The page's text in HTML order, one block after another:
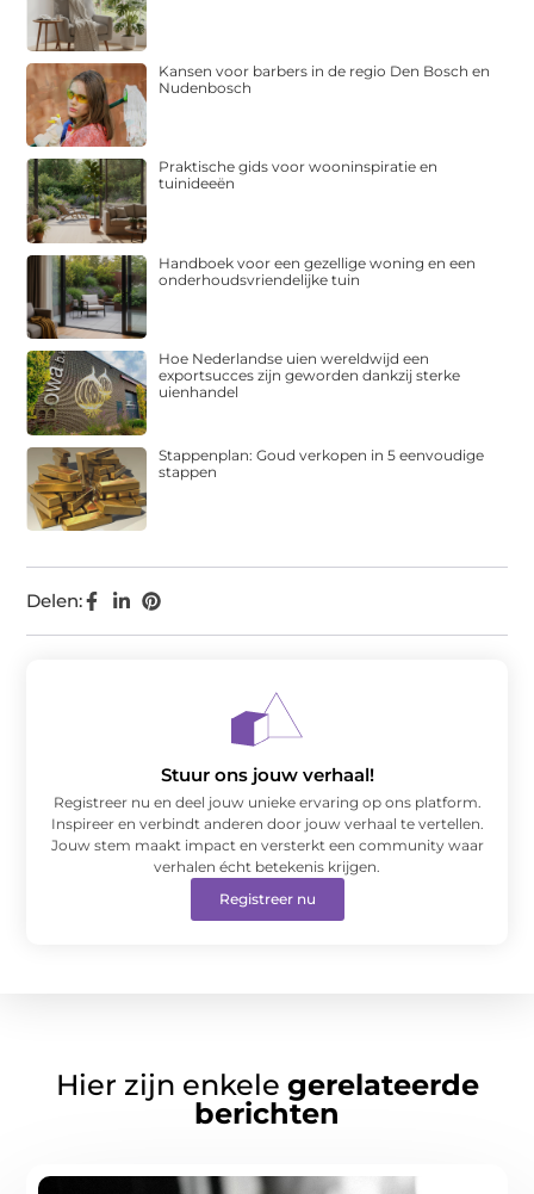
Delen:
Kansen voor barbers in de regio Den Bosch en
Nudenbosch
Praktische gids voor wooninspiratie en
tuinideeën
Handboek voor een gezellige woning en een
onderhoudsvriendelijke tuin
Hoe Nederlandse uien wereldwijd een
exportsucces zijn geworden dankzij sterke
uienhandel
Stappenplan: Goud verkopen in 5 eenvoudige
stappen
Stuur ons jouw verhaal!
Registreer nu en deel jouw unieke ervaring op ons platform.
Inspireer en verbindt anderen door jouw verhaal te vertellen.
Jouw stem maakt impact en versterkt een community waar
verhalen écht betekenis krijgen.
Registreer nu
Hier zijn enkele gerelateerde
berichten